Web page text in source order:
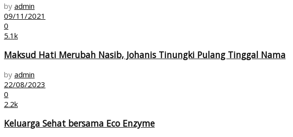
by admin
09/11/2021
0
5.1k
Maksud Hati Merubah Nasib, Johanis Tinungki Pulang Tinggal Nama
by admin
22/08/2023
0
2.2k
Keluarga Sehat bersama Eco Enzyme